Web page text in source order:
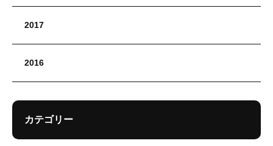
2017
2016
カテゴリー